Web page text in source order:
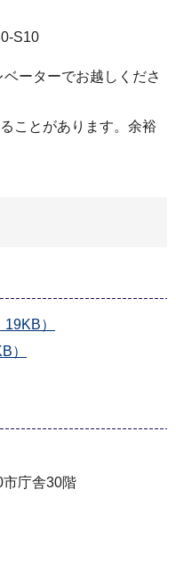
S10
ーターでお越しくださ
ことがあります。余裕
）
）
庁舎30階